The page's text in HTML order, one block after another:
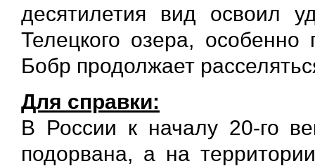
десятилетия вид освоил
Телецкого озера,
Бобр продолжает
Для справки:
В России к началу 20-го
подорвана, а на